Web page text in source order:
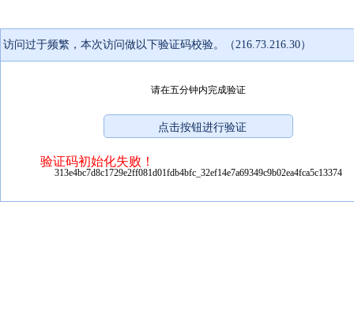
访问过于频繁，本次访问做以下验证码校验。（216.73.216.30）
请在五分钟内完成验证
验证码初始化失败！
313e4bc7d8c1729e2ff081d01fdb4bfc_32ef14e7a69349c9b02ea4fca5c13374